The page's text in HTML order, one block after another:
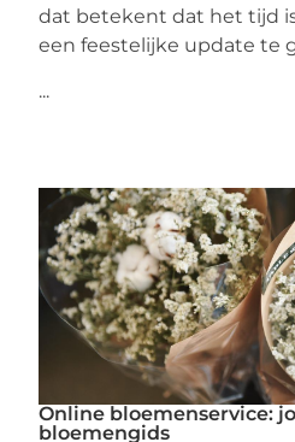
dat betekent dat het tijd
een feestelijke update te
...
Online bloemenservice:
bloemengids